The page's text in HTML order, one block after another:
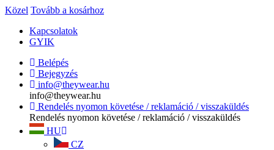
Közel Tovább a kosárhoz
Kapcsolatok
GYIK
Belépés
Bejegyzés
info@theywear.hu
info@theywear.hu
Rendelés nyomon követése / reklamáció / visszaküldés
Rendelés nyomon követése / reklamáció / visszaküldés
HU
CZ